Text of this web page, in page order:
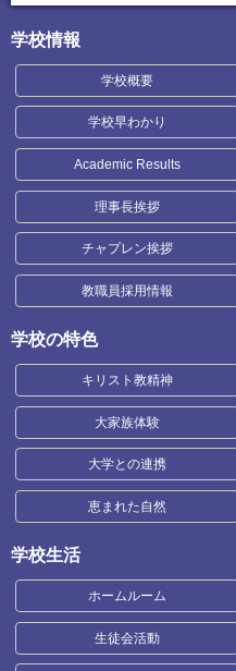
学校情報
学校概要
学校早わかり
Academic Results
理事長挨拶
チャプレン挨拶
教職員採用情報
学校の特色
キリスト教精神
大家族体験
大学との連携
恵まれた自然
学校生活
ホームルーム
生徒会活動